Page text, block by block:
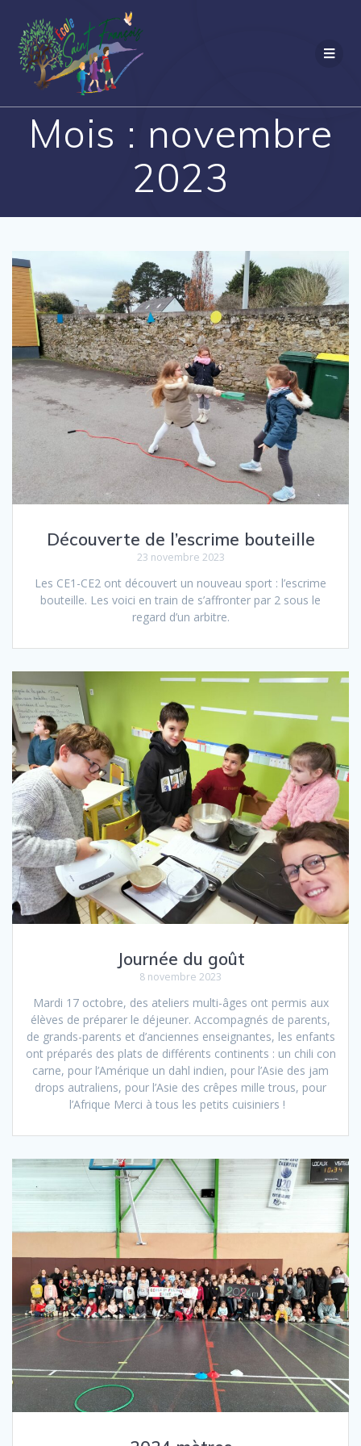
Mois : novembre
2023
Découverte de l’escrime bouteille
23 novembre 2023
Les CE1-CE2 ont découvert un nouveau sport : l’escrime
bouteille. Les voici en train de s’affronter par 2 sous le
regard d’un arbitre.
Journée du goût
8 novembre 2023
Mardi 17 octobre, des ateliers multi-âges ont permis aux
élèves de préparer le déjeuner. Accompagnés de parents,
de grands-parents et d’anciennes enseignantes, les enfants
ont préparés des plats de différents continents : un chili con
carne, pour l’Amérique un dahl indien, pour l’Asie des jam
drops autraliens, pour l’Asie des crêpes mille trous, pour
l’Afrique Merci à tous les petits cuisiniers !